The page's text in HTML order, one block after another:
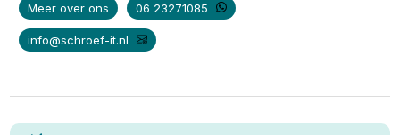
Meer over ons 06 23271085
info@schroef-it.nl